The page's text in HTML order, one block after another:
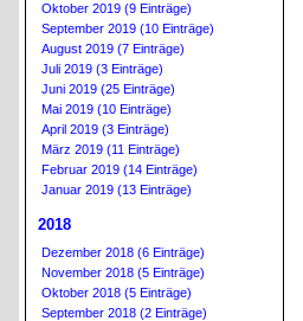
Oktober 2019 (9 Einträge)
September 2019 (10 Einträge)
August 2019 (7 Einträge)
Juli 2019 (3 Einträge)
Juni 2019 (25 Einträge)
Mai 2019 (10 Einträge)
April 2019 (3 Einträge)
März 2019 (11 Einträge)
Februar 2019 (14 Einträge)
Januar 2019 (13 Einträge)
2018
Dezember 2018 (6 Einträge)
November 2018 (5 Einträge)
Oktober 2018 (5 Einträge)
September 2018 (2 Einträge)